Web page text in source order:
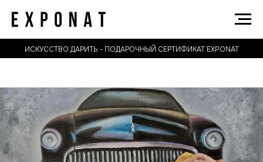
ИСКУССТВО ДАРИТЬ - ПОДАРОЧНЫЙ СЕРТИФИКАТ EXPONAT